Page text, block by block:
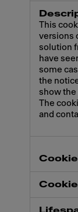
This
versions
solution
have
some
the
show the
The
and